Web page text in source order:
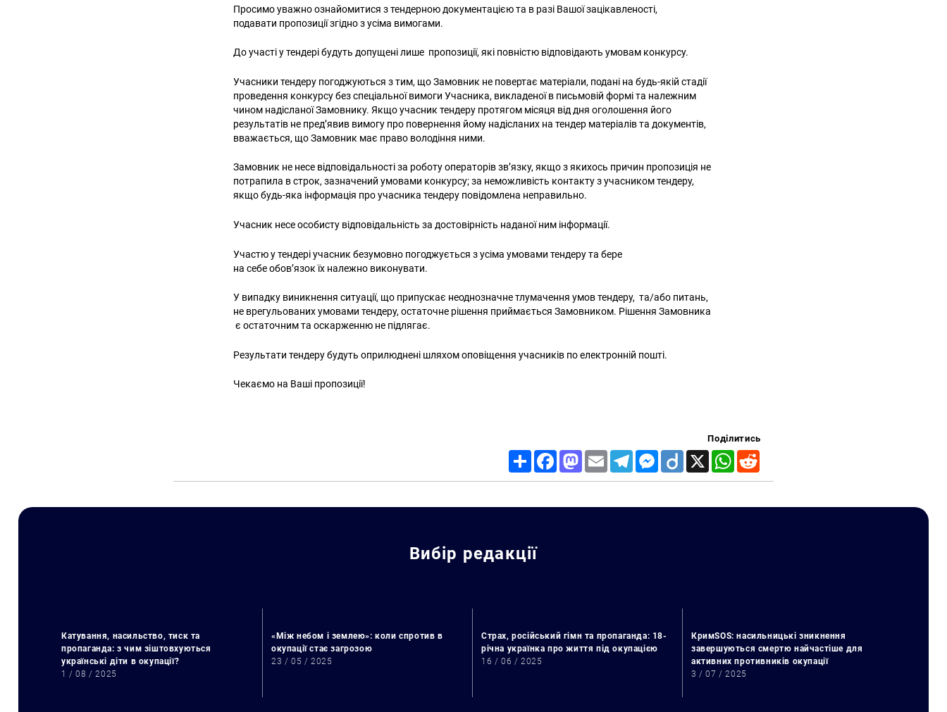
Просимо уважно ознайомитися з тендерною документацією та в разі Вашої зацікавленості,
подавати пропозиції згідно з усіма вимогами.
До участі у тендері будуть допущені лише пропозиції, які повністю відповідають умовам конкурсу.
Учасники тендеру погоджуються з тим, що Замовник не повертає матеріали, подані на будь-якій стадії
проведення конкурсу без спеціальної вимоги Учасника, викладеної в письмовій формі та належним
чином надісланої Замовнику. Якщо учасник тендеру протягом місяця від дня оголошення його
результатів не пред’явив вимогу про повернення йому надісланих на тендер матеріалів та документів,
вважається, що Замовник має право володіння ними.
Замовник не несе відповідальності за роботу операторів зв’язку, якщо з якихось причин пропозиція не
потрапила в строк, зазначений умовами конкурсу; за неможливість контакту з учасником тендеру,
якщо будь-яка інформація про учасника тендеру повідомлена неправильно.
Учасник несе особисту відповідальність за достовірність наданої ним інформації.
Участю у тендері учасник безумовно погоджується з усіма умовами тендеру та бере
на себе обов’язок їх належно виконувати.
У випадку виникнення ситуації, що припускає неоднозначне тлумачення умов тендеру, та/або питань,
не врегульованих умовами тендеру, остаточне рішення приймається Замовником. Рішення Замовника
є остаточним та оскарженню не підлягає.
Результати тендеру будуть оприлюднені шляхом оповіщення учасників по електронній пошті.
Чекаємо на Ваші пропозиції!
Поділитись
Share FacebookMastodon
Email TelegramMessenger
Diigo X WhatsApp
Вибір редакції
Катування, насильство, тиск та
пропаганда: з чим зіштовхуються
українські діти в окупації?
1 / 08 / 2025
«Між небом і землею»: коли спротив в
окупації стає загрозою
23 / 05 / 2025
Страх, російський гімн та пропаганда: 18-
річна українка про життя під окупацією
16 / 06 / 2025
КримSOS: насильницькі зникнення
завершуються смертю найчастіше для
активних противників окупації
3 / 07 / 2025